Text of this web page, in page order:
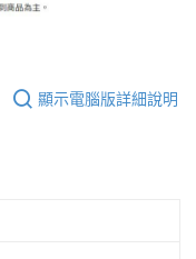
顯示電腦版詳細說明